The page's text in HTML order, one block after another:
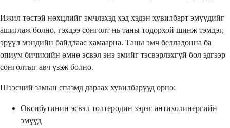
Ижил төстэй нөхцлийг эмчлэхэд хэд хэдэн хувилбарт эмүүдийг
ашиглаж болно, гэхдээ сонголт нь таны тодорхой шинж тэмдэг,
эрүүл мэндийн байдлаас хамаарна. Таны эмч белладонна ба
опиум бичихийн өмнө эсвэл энэ эмийг тэсвэрлэхгүй бол эдгээр
сонголтыг авч үзэж болно.
Шээсний замын спазмд дараах хувилбарууд орно:
Оксибутинин эсвэл толтеродин зэрэг антихолинергийн
эмүүд